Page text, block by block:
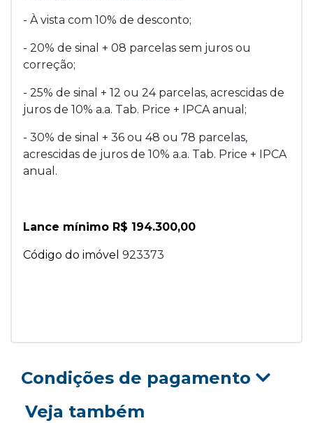
- À vista com 10% de desconto;
- 20% de sinal + 08 parcelas sem juros ou
correção;
- 25% de sinal + 12 ou 24 parcelas, acrescidas de
juros de 10% a.a. Tab. Price + IPCA anual;
- 30% de sinal + 36 ou 48 ou 78 parcelas,
acrescidas de juros de 10% a.a. Tab. Price + IPCA
anual.
Lance mínimo R$ 194.300,00
Código do imóvel 923373
Condições de pagamento
Veja também